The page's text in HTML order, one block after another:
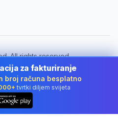
All rights reserved.
u Croatia
za fakturiranje
broj računa besplatno
tvrtki diljem svijeta